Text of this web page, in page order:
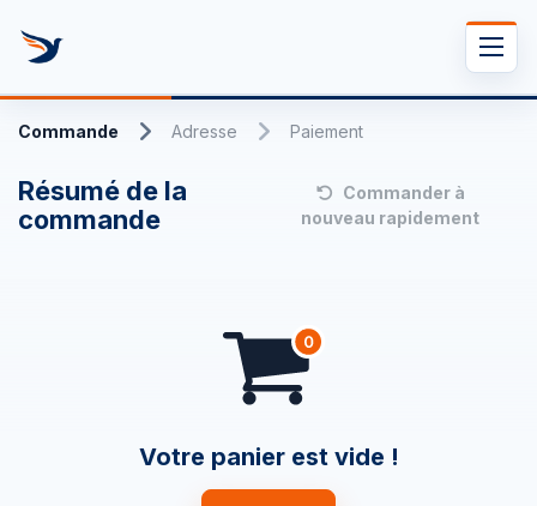
Commande Adresse Paiement
Résumé de la
commande
Commander à
nouveau rapidement
Votre panier est vide !